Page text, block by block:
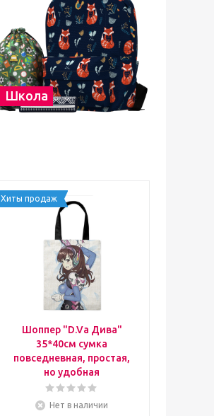
Школа
Хиты продаж
Шоппер "D.Va Дива"
35*40см сумка
повседневная, простая,
но удобная
Нет в наличии